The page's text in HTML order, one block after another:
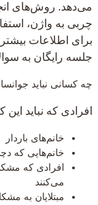
می‌دهد. روش‌های
چربی به واژن،
برای اطلاعات
جلسه رایگان به
چه کسانی نباید
افرادی که نباید این
خانم‌های باردار
خانم‌هایی که
افرادی که
می‌کنند
مبتلایان به